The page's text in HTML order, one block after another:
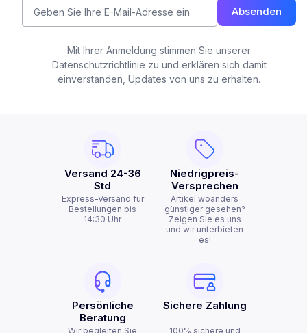
Absenden
Mit Ihrer Anmeldung stimmen Sie unserer
Datenschutzrichtlinie zu und erklären sich damit
einverstanden, Updates von uns zu erhalten.
Versand 24-36
Std
Express-Versand für
Bestellungen bis
14:30 Uhr
Niedrigpreis-
Versprechen
Artikel woanders
günstiger gesehen?
Zeigen Sie es uns
und wir unterbieten
es!
Persönliche
Beratung
Wir begleiten Sie
Sichere Zahlung
100% sichere und